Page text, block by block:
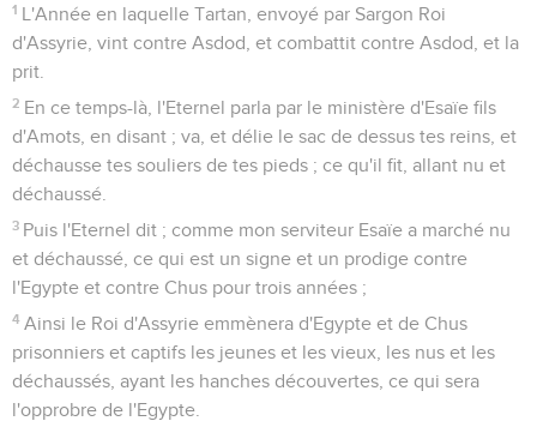
1 L'Année en laquelle Tartan, envoyé par Sargon Roi
d'Assyrie, vint contre Asdod, et combattit contre Asdod, et la
prit.
2 En ce temps-là, l'Eternel parla par le ministère d'Esaïe fils
d'Amots, en disant ; va, et délie le sac de dessus tes reins, et
déchausse tes souliers de tes pieds ; ce qu'il fit, allant nu et
déchaussé.
3 Puis l'Eternel dit ; comme mon serviteur Esaïe a marché nu
et déchaussé, ce qui est un signe et un prodige contre
l'Egypte et contre Chus pour trois années ;
4 Ainsi le Roi d'Assyrie emmènera d'Egypte et de Chus
prisonniers et captifs les jeunes et les vieux, les nus et les
déchaussés, ayant les hanches découvertes, ce qui sera
l'opprobre de l'Egypte.